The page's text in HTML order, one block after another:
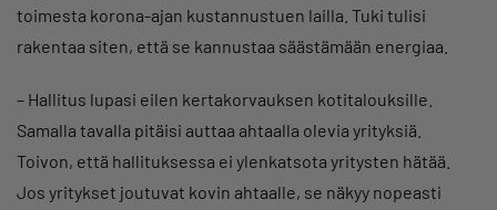
toimesta korona-ajan kustannustuen lailla. Tuki tulisi
rakentaa siten, että se kannustaa säästämään energiaa.
– Hallitus lupasi eilen kertakorvauksen kotitalouksille.
Samalla tavalla pitäisi auttaa ahtaalla olevia yrityksiä.
Toivon, että hallituksessa ei ylenkatsota yritysten hätää.
Jos yritykset joutuvat kovin ahtaalle, se näkyy nopeasti